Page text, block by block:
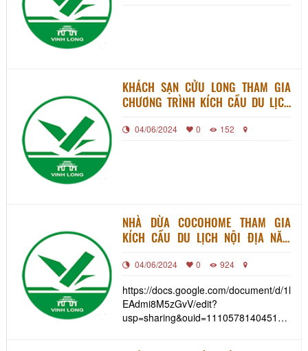
KHÁCH SẠN CỬU LONG THAM GIA
CHƯƠNG TRÌNH KÍCH CẦU DU LỊCH
04/06/2024 0 152
NHÀ DỪA COCOHOME THAM GIA
KÍCH CẦU DU LỊCH NỘI ĐỊA NĂM
04/06/2024 0 924
https://docs.google.com/document/d/
EAdmi8M5zGvV/edit?